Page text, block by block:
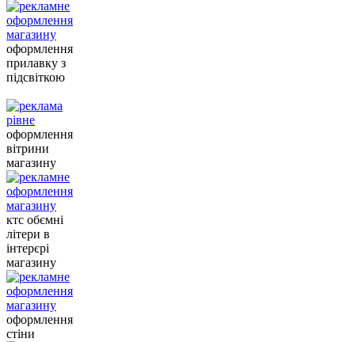
оформлення
прилавку з
підсвіткою
оформлення
вітрини
магазину
ктс обємні
літери в
інтерєрі
магазину
оформлення
стіни